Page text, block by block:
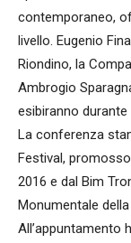
contemporaneo,
livello. Eugenio
Riondino, la
Ambrogio
esibiranno durante
La conferenza
Festival,
2016 e dal Bim
Monumentale
All’appuntamento